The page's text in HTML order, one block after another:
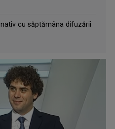
cu săptămâna difuzării